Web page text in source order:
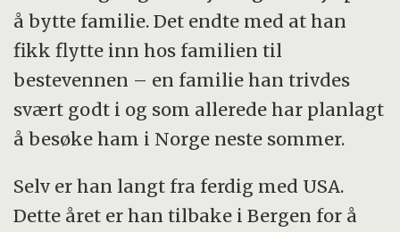
å bytte familie. Det endte med at han
fikk flytte inn hos familien til
bestevennen – en familie han trivdes
svært godt i og som allerede har planlagt
å besøke ham i Norge neste sommer.
Selv er han langt fra ferdig med USA.
Dette året er han tilbake i Bergen for å